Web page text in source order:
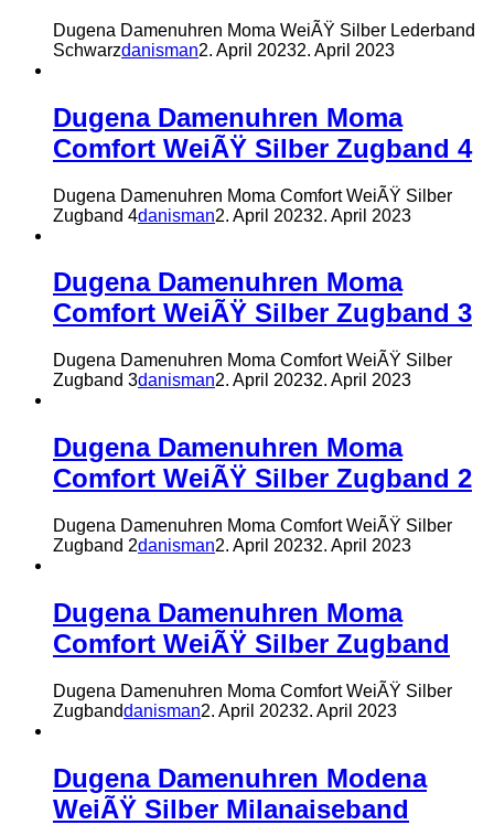
Dugena Damenuhren Moma WeiÃŸ Silber Lederband
Schwarzdanisman2. April 20232. April 2023
Dugena Damenuhren Moma
Comfort WeiÃŸ Silber Zugband 4
Dugena Damenuhren Moma Comfort WeiÃŸ Silber
Zugband 4danisman2. April 20232. April 2023
Dugena Damenuhren Moma
Comfort WeiÃŸ Silber Zugband 3
Dugena Damenuhren Moma Comfort WeiÃŸ Silber
Zugband 3danisman2. April 20232. April 2023
Dugena Damenuhren Moma
Comfort WeiÃŸ Silber Zugband 2
Dugena Damenuhren Moma Comfort WeiÃŸ Silber
Zugband 2danisman2. April 20232. April 2023
Dugena Damenuhren Moma
Comfort WeiÃŸ Silber Zugband
Dugena Damenuhren Moma Comfort WeiÃŸ Silber
Zugbanddanisman2. April 20232. April 2023
Dugena Damenuhren Modena
WeiÃŸ Silber Milanaiseband